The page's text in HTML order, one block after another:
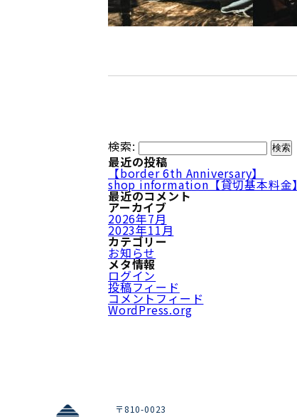
検索:
最近の投稿
【border 6th Anniversary】
shop information【貸切基本料金】
最近のコメント
アーカイブ
2026年7月
2023年11月
カテゴリー
お知らせ
メタ情報
ログイン
投稿フィード
コメントフィード
WordPress.org
〒810-0023